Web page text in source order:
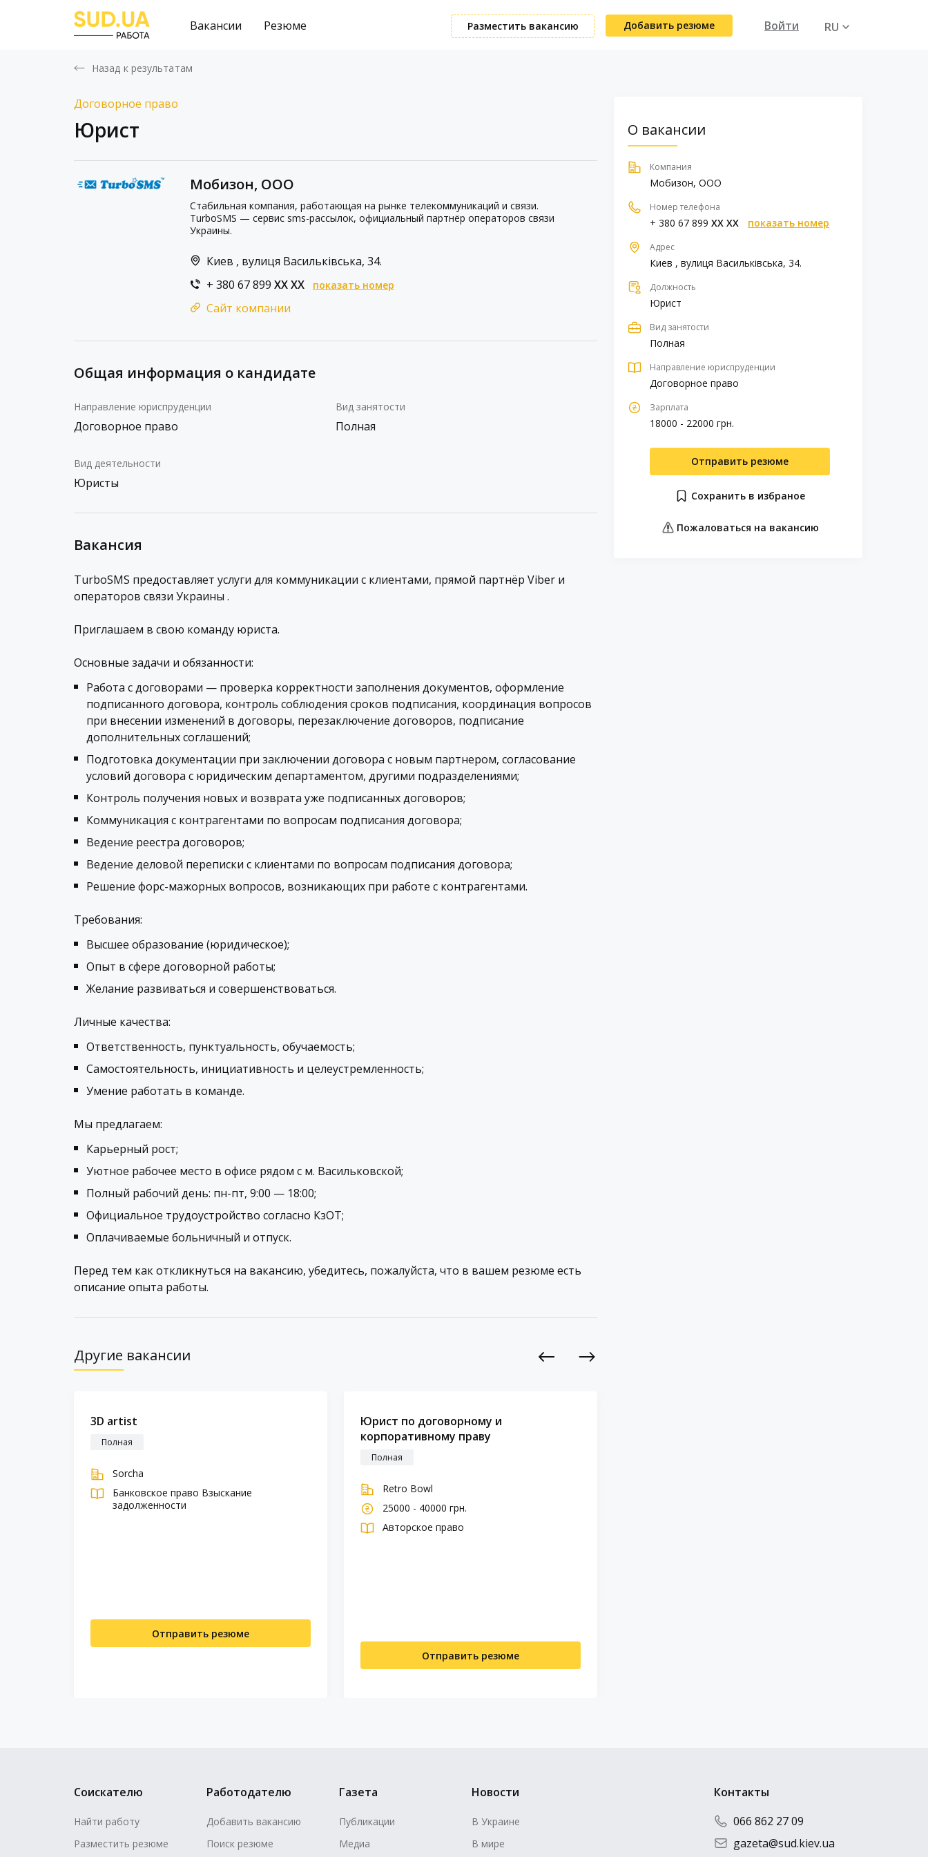
Вакансии Резюме Разместить вакансию Добавить резюме Войти
RU
Назад к результатам
Договорное право
Юрист
Мобизон, ООО
Стабильная компания, работающая на рынке телекоммуникаций и связи.
TurboSMS — сервис sms-рассылок, официальный партнёр операторов связи
Украины.
Киев , вулиця Васильківська, 34.
+ 380 67 899 XX XX показать номер
Сайт компании
Общая информация о кандидате
Направление юриспруденции
Договорное право
Вид занятости
Полная
Вид деятельности
Юристы
Вакансия
TurboSMS предоставляет услуги для коммуникации с клиентами, прямой партнёр Viber и
операторов связи Украины .
Приглашаем в свою команду юриста.
Основные задачи и обязанности:
Работа с договорами — проверка корректности заполнения документов, оформление
подписанного договора, контроль соблюдения сроков подписания, координация вопросов
при внесении изменений в договоры, перезаключение договоров, подписание
дополнительных соглашений;
Подготовка документации при заключении договора с новым партнером, согласование
условий договора с юридическим департаментом, другими подразделениями;
Контроль получения новых и возврата уже подписанных договоров;
Коммуникация с контрагентами по вопросам подписания договора;
Ведение реестра договоров;
Ведение деловой переписки с клиентами по вопросам подписания договора;
Решение форс-мажорных вопросов, возникающих при работе с контрагентами.
Требования:
Высшее образование (юридическое);
Опыт в сфере договорной работы;
Желание развиваться и совершенствоваться.
Личные качества:
Ответственность, пунктуальность, обучаемость;
Самостоятельность, инициативность и целеустремленность;
Умение работать в команде.
Мы предлагаем:
Карьерный рост;
Уютное рабочее место в офисе рядом с м. Васильковской;
Полный рабочий день: пн-пт, 9:00 — 18:00;
Официальное трудоустройство согласно КзОТ;
Оплачиваемые больничный и отпуск.
Перед тем как откликнуться на вакансию, убедитесь, пожалуйста, что в вашем резюме есть
описание опыта работы.
О вакансии
Компания
Мобизон, ООО
Номер телефона
+ 380 67 899 XX XX показать номер
Адрес
Киев , вулиця Васильківська, 34.
Должность
Юрист
Вид занятости
Полная
Направление юриспруденции
Договорное право
Зарплата
18000 - 22000 грн.
Отправить резюме
Сохранить в избраное
Пожаловаться на вакансию
Другие вакансии
3D artist
Полная
Sorcha
Банковское право Взыскание
задолженности
Отправить резюме
Юрист по договорному и
корпоративному праву
Полная
Retro Bowl
25000 - 40000 грн.
Авторское право
Отправить резюме
Соискателю
Найти работу
Разместить резюме
Работодателю
Добавить вакансию
Поиск резюме
Газета
Публикации
Медиа
Новости
В Украине
В мире
Контакты
066 862 27 09
gazeta@sud.kiev.ua